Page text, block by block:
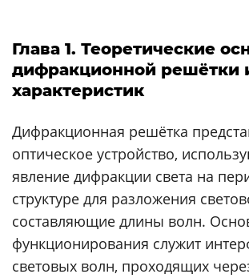
Глава 1. Теоретические
дифракционной решётки
характеристик
Дифракционная решётка
оптическое устройство,
явление дифракции света на
структуре для разложения
составляющие длины волн.
функционирования служит
световых волн, проходящих